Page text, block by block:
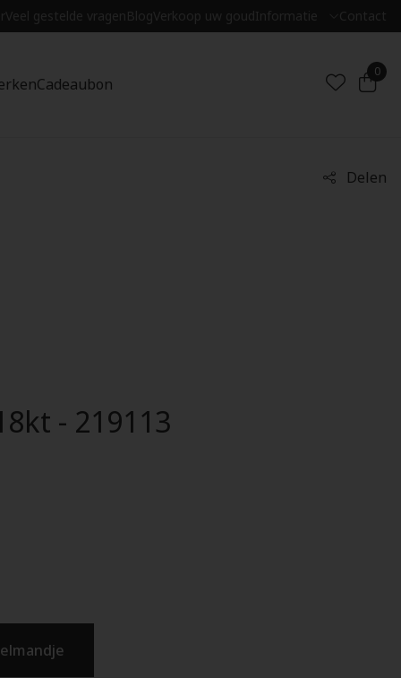
Veel gestelde vragenBlogVerkoop uw goudInformatie Contact
Cadeaubon
0
Delen
- 219113